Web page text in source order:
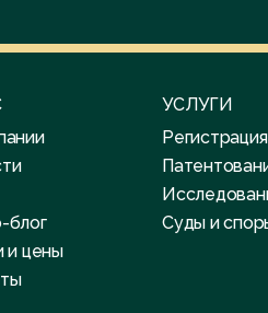
блог
и цены
УСЛУГИ
Регистрация
Суды и